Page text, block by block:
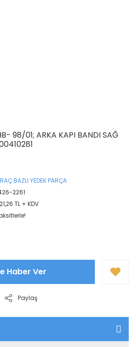
98/01; ARKA KAPI BANDI SAĞ
BAZLI YEDEK PARÇA
2261
TL + KDV
Haber Ver
Paylaş